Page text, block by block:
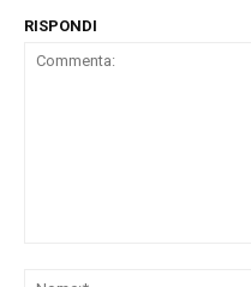
RISPONDI